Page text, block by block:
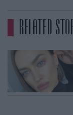
RELATED